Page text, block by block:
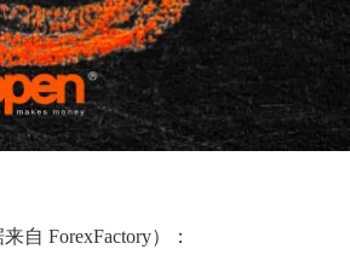
自 ForexFactory）：